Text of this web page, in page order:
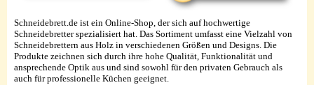
Schneidebrett.de ist ein Online-Shop, der sich auf hochwertige
Schneidebretter spezialisiert hat. Das Sortiment umfasst eine Vielzahl von
Schneidebrettern aus Holz in verschiedenen Größen und Designs. Die
Produkte zeichnen sich durch ihre hohe Qualität, Funktionalität und
ansprechende Optik aus und sind sowohl für den privaten Gebrauch als
auch für professionelle Küchen geeignet.